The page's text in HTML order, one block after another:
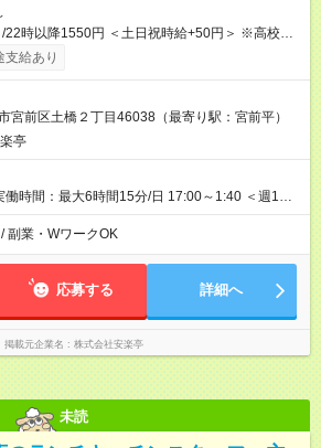
＜土日祝時給+50円＞ ※高校生
給与は本採用時と同じです。 ※最大12ヶ月の間
支給あり
宮前区土橋２丁目46038（最寄り駅：宮前平）
亭
働時間：最大6時間15分/日 17:00～1:40 ＜週1日
※18歳未満・高校生は21:30までの勤務 ・シフ
だから私生活優先でOK◎ ・週1日もあれば週5日
ど希望に合わせて働けます！
副業・WワークOK
応募する 詳細へ
掲載元企業名 株式会社安楽亭
未読